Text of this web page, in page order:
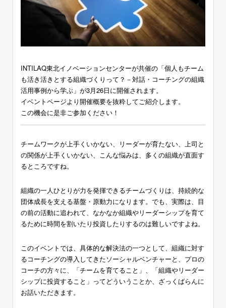
INTILAQ東北イノベーションセンターが共催の「個人もチーム
も活き活きとする組織づくりって？－対話・コーチングの組織
活用事例から学ぶ」が3月26日に開催されます。
イベントページより開催概要を抜粋してご紹介します。
この機会に是非ご参加ください！
チームワークが上手くいかない、リーダーが育たない、上司と
の関係が上手くいかない、こんな悩みは、多くの組織が直面す
るところですね。
組織の一人ひとりが力を発揮できるチームづくりは、持続的な
団体成長を支える基盤・原動力になります。でも、実際は、目
の前の活動に追われて、なかなか組織やリーダーシップを育て
るために時間を割いたり投資したりするのは難しいですよね。
このイベントでは、具体的な解決法の一つとして、組織に対す
るコーチングの導入してきたソーシャルベンチャーと、プロの
コーチの方々に、「チームを育てること」、「組織やリーダー
シップに投資すること」ってどういうことか、ざっくばらんに
お話いただきます。